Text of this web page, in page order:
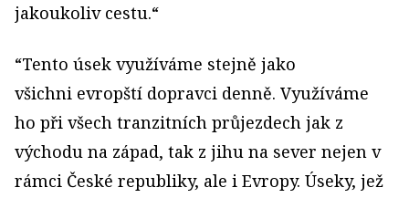
jakoukoliv cestu.“
“Tento úsek využíváme stejně jako
všichni evropští dopravci denně. Využíváme
ho při všech tranzitních průjezdech jak z
východu na západ, tak z jihu na sever nejen v
rámci České republiky, ale i Evropy. Úseky, jež